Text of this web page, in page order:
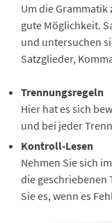
Um die
gute Möglichkeit.
und untersuchen
Satzglieder,
Trennungsregeln
Hier hat es sich
und bei jeder
Kontroll-Lesen
Nehmen Sie sich
die geschriebenen
Sie es, wenn es